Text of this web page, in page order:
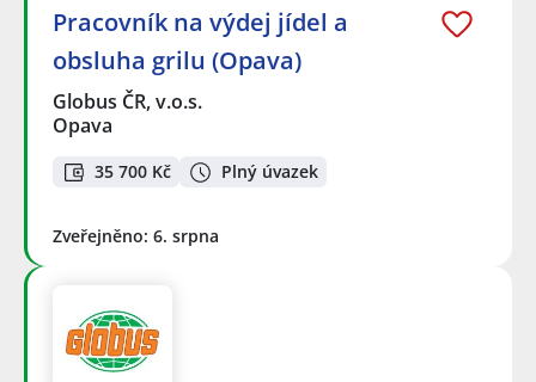
Pracovník na výdej jídel a
obsluha grilu (Opava)
Globus ČR, v.o.s.
Opava
35 700 Kč Plný úvazek
Zveřejněno: 6. srpna